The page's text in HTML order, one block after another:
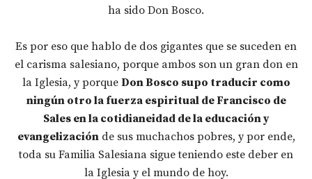
ha sido Don Bosco.
Es por eso que hablo de dos gigantes que se suceden en
el carisma salesiano, porque ambos son un gran don en
la Iglesia, y porque Don Bosco supo traducir como
ningún otro la fuerza espiritual de Francisco de
Sales en la cotidianeidad de la educación y
evangelizaciónde sus muchachos pobres, y por ende,
toda su Familia Salesiana sigue teniendo este deber en
la Iglesia y el mundo de hoy.